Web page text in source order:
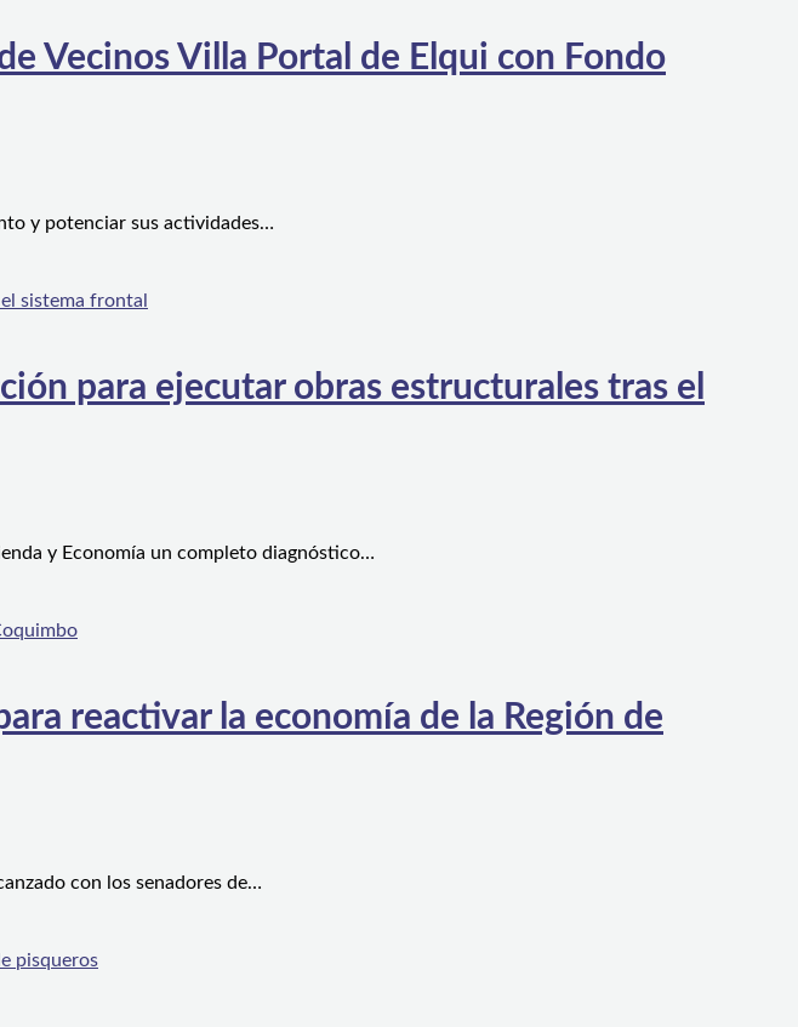
Vecinos Villa Portal de Elqui con Fondo
y potenciar sus actividades…
para ejecutar obras estructurales tras el
y Economía un completo diagnóstico…
reactivar la economía de la Región de
con los senadores de…